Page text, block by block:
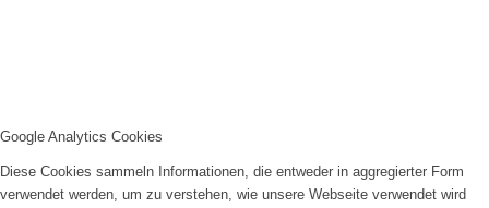
Google Analytics Cookies
Diese Cookies sammeln Informationen, die entweder in aggregierter Form
verwendet werden, um zu verstehen, wie unsere Webseite verwendet wird